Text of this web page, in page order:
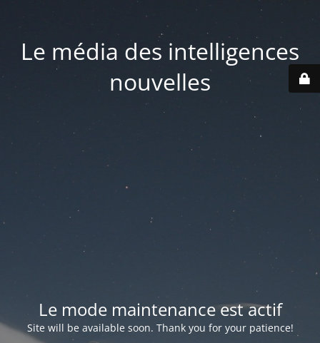
Le média des intelligences
nouvelles
Le mode maintenance est actif
Site will be available soon. Thank you for your patience!